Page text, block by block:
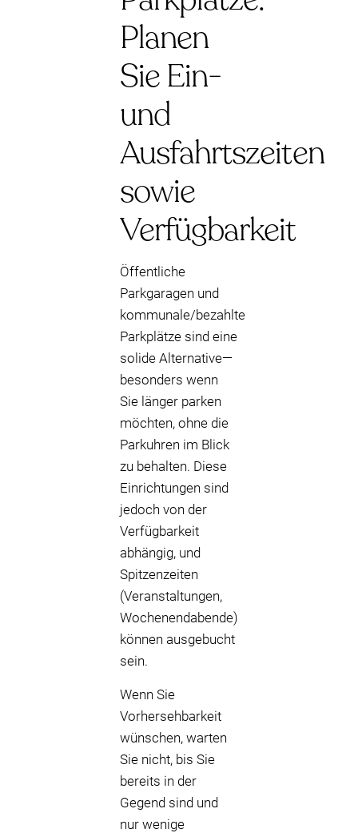
Planen
Sie Ein-
und
Ausfahrtszeiten
sowie
Verfügbarkeit
Öffentliche
Parkgaragen und
kommunale/bezahlte
Parkplätze sind eine
solide Alternative—
besonders wenn
Sie länger parken
möchten, ohne die
Parkuhren im Blick
zu behalten. Diese
Einrichtungen sind
jedoch von der
Verfügbarkeit
abhängig, und
Spitzenzeiten
(Veranstaltungen,
Wochenendabende)
können ausgebucht
sein.
Wenn Sie
Vorhersehbarkeit
wünschen, warten
Sie nicht, bis Sie
bereits in der
Gegend sind und
nur wenige